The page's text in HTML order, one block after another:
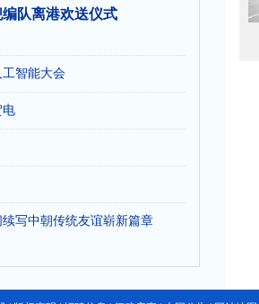
队离港欢送仪式
工智能大会
电
写中朝传统友谊崭新篇章